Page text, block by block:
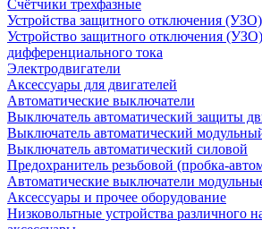
Счётчики трехфазные
Устройства защитного отключения (УЗО)
Устройство защитного отключения
дифференциального тока
Электродвигатели
Аксессуары для двигателей
Автоматические выключатели
Выключатель автоматический защиты
Выключатель автоматический
Выключатель автоматический силовой
Предохранитель резьбовой (пробка-
Автоматические выключатели
Аксессуары и прочее оборудование
Низковольтные устройства различного